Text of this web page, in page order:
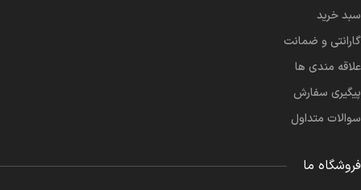
سبد خرید
گارانتی و ضمانت
علاقه مندی ها
پیگیری سفارش
سوالات متداول
فروشگاه ما